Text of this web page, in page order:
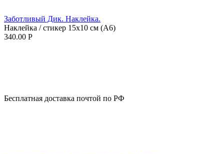
Заботливый Дик. Наклейка.
Наклейка / стикер 15х10 см (А6)
340.00 Р
Бесплатная доставка почтой по РФ